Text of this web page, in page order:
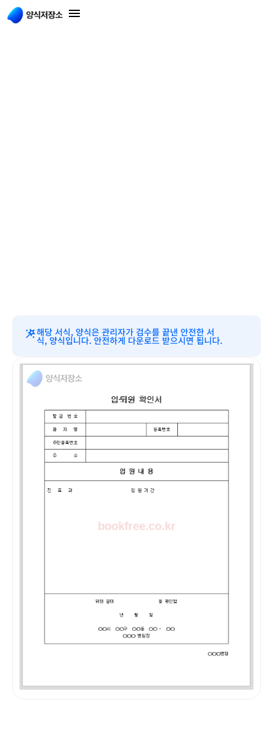
해당 서식, 양식은 관리자가 검수를 끝낸 안전한 서
식, 양식입니다. 안전하게 다운로드 받으시면 됩니다.